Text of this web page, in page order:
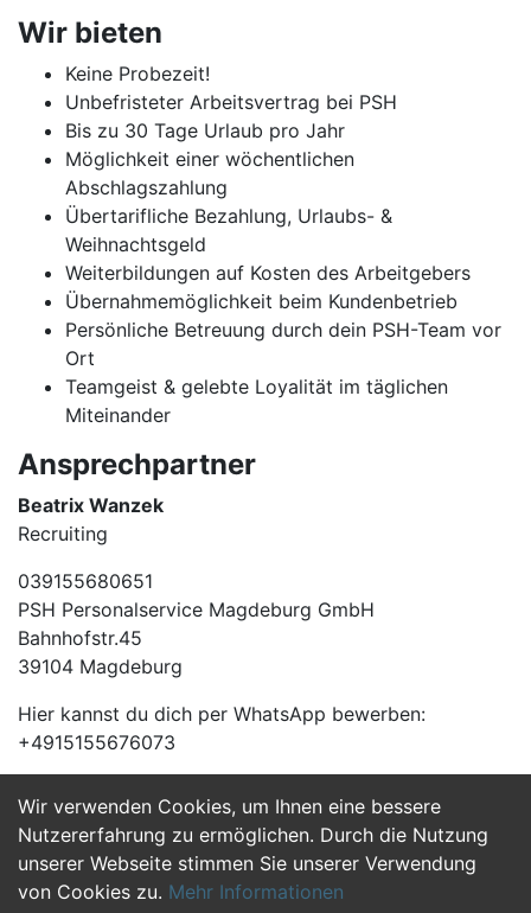
Wir verwenden Cookies, um Ihnen eine bessere
Nutzererfahrung zu ermöglichen. Durch die Nutzung
unserer Webseite stimmen Sie unserer Verwendung
von Cookies zu. Mehr Informationen
Wir bieten
Keine Probezeit!
Unbefristeter Arbeitsvertrag bei PSH
Bis zu 30 Tage Urlaub pro Jahr
Möglichkeit einer wöchentlichen
Abschlagszahlung
Übertarifliche Bezahlung, Urlaubs- &
Weihnachtsgeld
Weiterbildungen auf Kosten des Arbeitgebers
Übernahmemöglichkeit beim Kundenbetrieb
Persönliche Betreuung durch dein PSH-Team vor
Ort
Teamgeist & gelebte Loyalität im täglichen
Miteinander
Ansprechpartner
Beatrix Wanzek
Recruiting
039155680651
PSH Personalservice Magdeburg GmbH
Bahnhofstr.45
39104 Magdeburg
Hier kannst du dich per WhatsApp bewerben:
+4915155676073
Jetzt Bewerben